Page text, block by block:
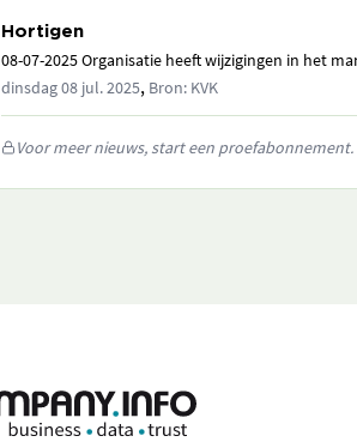
Hortigen
08-07-2025 Organisatie heeft wijzigingen in het
dinsdag 08 jul. 2025, Bron: KVK
Voor meer nieuws, start een proefabonnement.